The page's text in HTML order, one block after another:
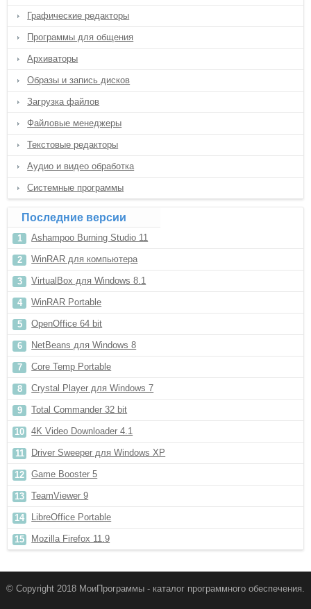
Графические редакторы
Программы для общения
Архиваторы
Образы и запись дисков
Загрузка файлов
Файловые менеджеры
Текстовые редакторы
Аудио и видео обработка
Системные программы
Последние версии
Ashampoo Burning Studio 11
WinRAR для компьютера
VirtualBox для Windows 8.1
WinRAR Portable
OpenOffice 64 bit
NetBeans для Windows 8
Core Temp Portable
Crystal Player для Windows 7
Total Commander 32 bit
4K Video Downloader 4.1
Driver Sweeper для Windows XP
Game Booster 5
TeamViewer 9
LibreOffice Portable
Mozilla Firefox 11.9
© Copyright 2018 МоиПрограммы - каталог программного обеспечения.